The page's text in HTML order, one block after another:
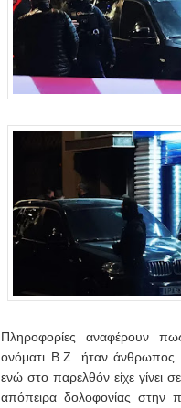
Πληροφορίες αναφέρουν
ονόματι Β.Ζ. ήταν άνθρωπος
ενώ στο παρελθόν είχε γίνει
απόπειρα δολοφονίας στην